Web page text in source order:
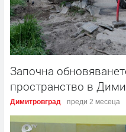
Започна
пространство в
Димитровград преди 2 месеца